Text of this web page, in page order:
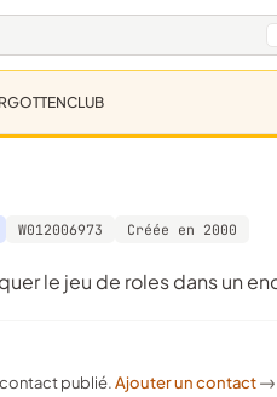
W012006973 Créée en 2000
le jeu de roles dans un
contact publié.Ajouter un contact ->